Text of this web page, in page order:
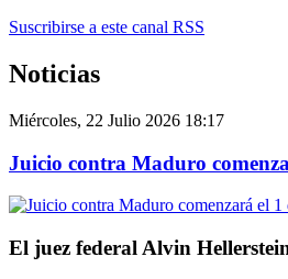
Suscribirse a este canal RSS
Noticias
Miércoles, 22 Julio 2026 18:17
Juicio contra Maduro
El juez federal Alvin